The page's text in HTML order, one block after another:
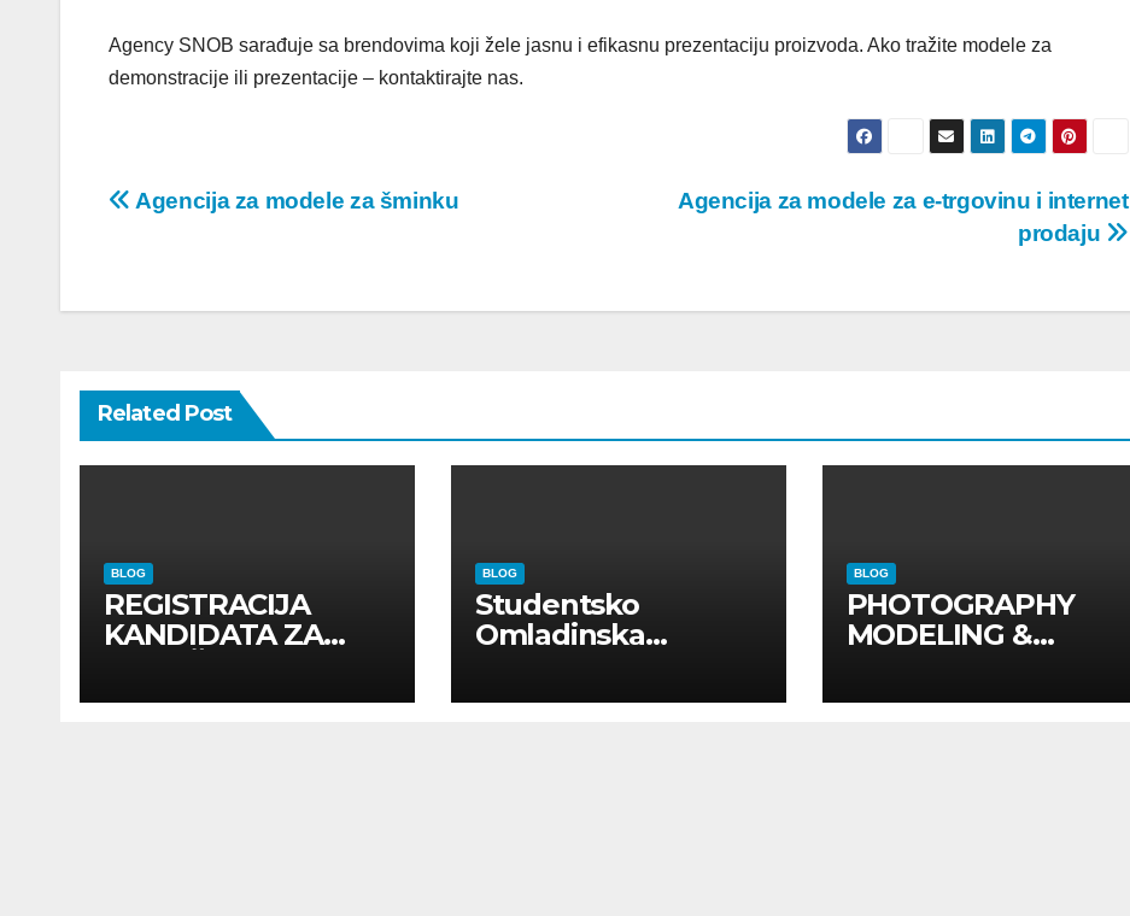
Agency SNOB sarađuje sa brendovima koji žele jasnu i efikasnu prezentaciju proizvoda. Ako tražite modele za
demonstracije ili prezentacije – kontaktirajte nas.
Post
Agencija za modele za e-trgovinu i internet
prodaju
Agencija za modele za šminku
Related Post
BLOG
REGISTRACIJA
KANDIDATA ZA
INOSTRANIM
BLOG
Studentsko
Omladinska
Kompanije“
BLOG
PHOTOGRAPHY
MODELING &
PRODUCTION